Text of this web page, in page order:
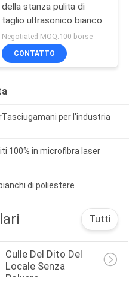
della stanza pulita di
taglio ultrasonico bianco
Negotiated MOQ:100 borse
CONTATTO
per l'industria
100% in microfibra laser
di poliestere
Tutti
Culle Del Dito Del
Locale Senza
Polvere